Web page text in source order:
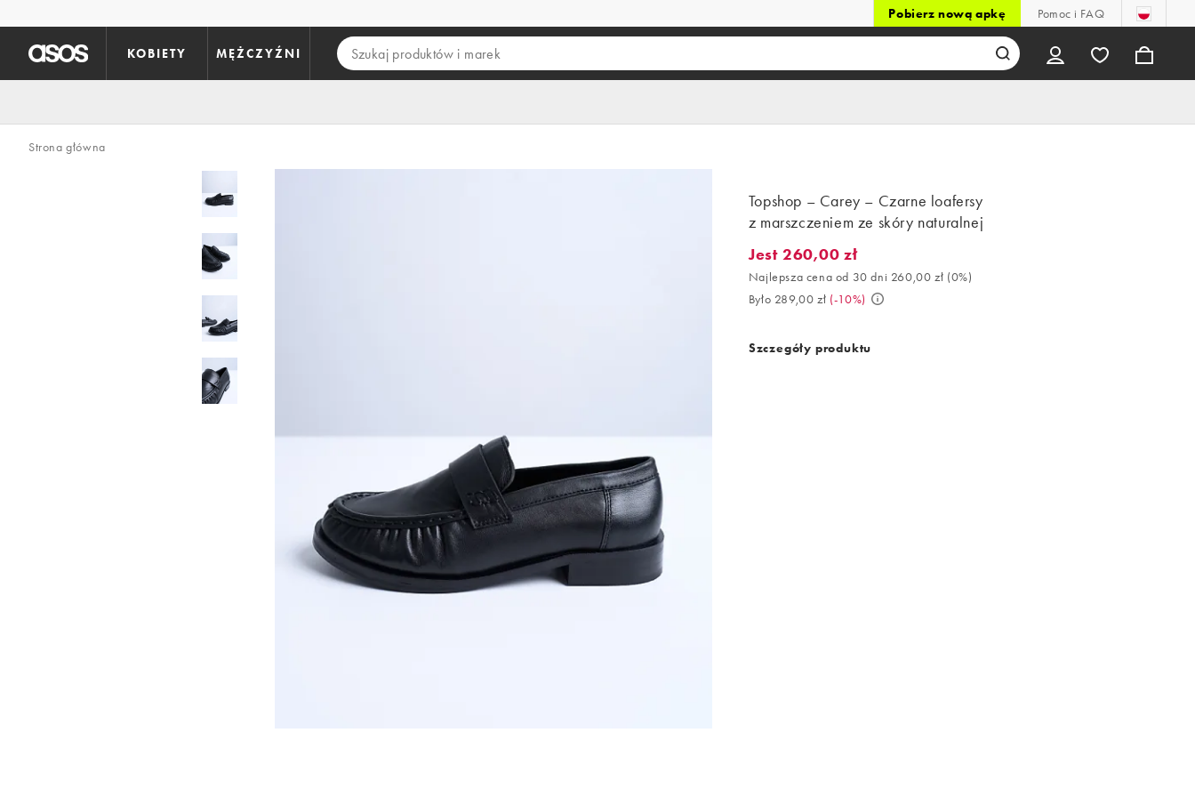
Pobierz nową apkę Pomoc i FAQ
KOBIETY MĘŻCZYŹNI
Strona główna
Topshop – Carey – Czarne loafersy
z marszczeniem ze skóry naturalnej
Jest 260,00 zł. Najlepsza cena od 30 dni 260,00 zł (0%). Było 289,00 zł.
Jest 260,00 zł
Najlepsza cena od 30 dni 260,00 zł (0%)
Było 289,00 zł (-10%)
Szczegóły produktu